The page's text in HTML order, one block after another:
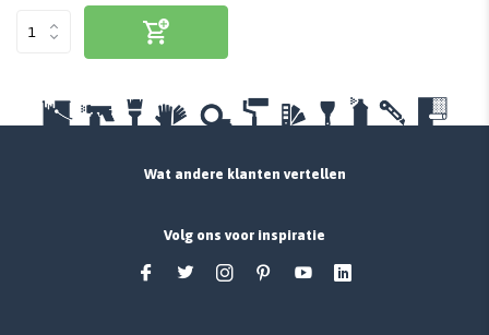
Wat andere klanten vertellen
Volg ons voor inspiratie